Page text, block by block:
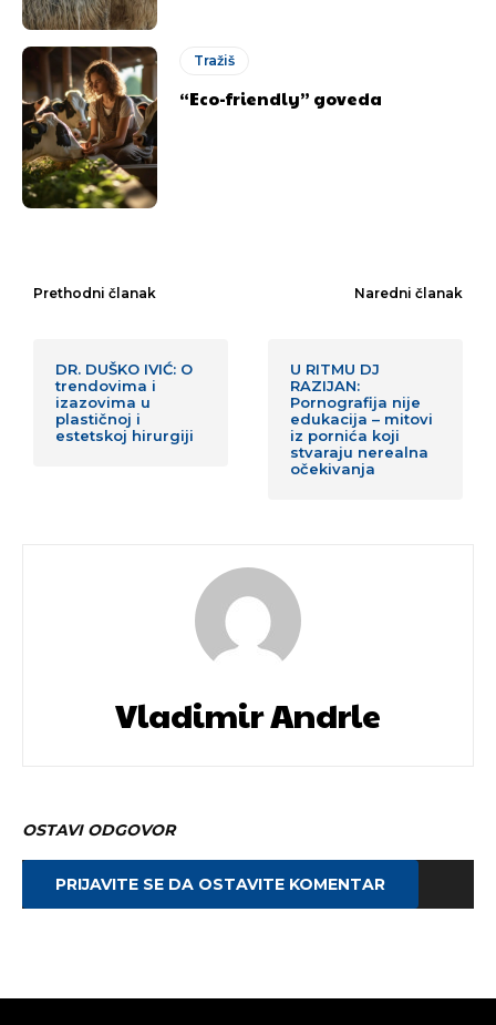
Tražiš
“Eco-friendly” goveda
Prethodni članak
DR. DUŠKO IVIĆ: O
trendovima i
izazovima u
plastičnoj i
estetskoj hirurgiji
Naredni članak
U RITMU DJ
RAZIJAN:
Pornografija nije
edukacija – mitovi
iz pornića koji
stvaraju nerealna
očekivanja
Vladimir Andrle
OSTAVI ODGOVOR
PRIJAVITE SE DA OSTAVITE KOMENTAR